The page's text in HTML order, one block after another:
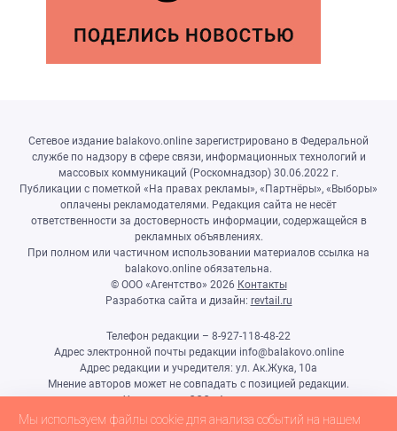
Сетевое издание balakovo.online зарегистрировано в Федеральной
службе по надзору в сфере связи, информационных технологий и
массовых коммуникаций (Роскомнадзор) 30.06.2022 г.
Публикации с пометкой «На правах рекламы», «Партнёры», «Выборы»
оплачены рекламодателями. Редакция сайта не несёт
ответственности за достоверность информации, содержащейся в
рекламных объявлениях.
При полном или частичном использовании материалов ссылка на
balakovo.online обязательна.
© ООО «Агентство» 2026 Контакты
Разработка сайта и дизайн: revtail.ru
Телефон редакции – 8-927-118-48-22
Адрес электронной почты редакции info@balakovo.online
Адрес редакции и учредителя: ул. Ак.Жука, 10а
Мнение авторов может не совпадать с позицией редакции.
Учредитель: ООО «Агентство»
Гл.редактор Ивлиева Н.Н.
Мы используем файлы cookie для анализа событий на нашем